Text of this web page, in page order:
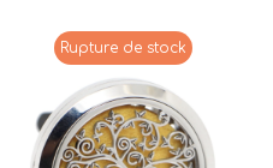
Rupture de stock